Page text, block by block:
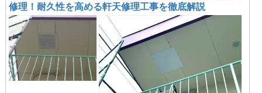
修理！耐久性を高める軒天修理工事を徹底解説